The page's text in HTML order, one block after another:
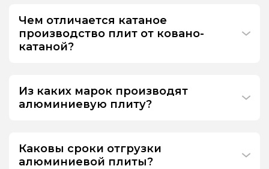
Чем отличается катаное
производство плит от ковано-
катаной?
Из каких марок производят
алюминиевую плиту?
Каковы сроки отгрузки
алюминиевой плиты?